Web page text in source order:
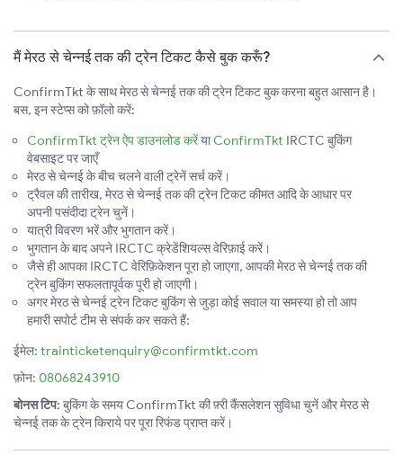
मैं मेरठ से चेन्नई तक की ट्रेन टिकट कैसे बुक करूँ?
ConfirmTkt के साथ मेरठ से चेन्नई तक की ट्रेन टिकट बुक करना बहुत आसान है।
बस, इन स्टेप्स को फ़ॉलो करें:
ConfirmTkt ट्रेन ऐप डाउनलोड करेंयाConfirmTkt IRCTC बुकिंग
वेबसाइट पर जाएँ
मेरठ से चेन्नई के बीच चलने वाली ट्रेनें सर्च करें।
ट्रैवल की तारीख, मेरठ से चेन्नई तक की ट्रेन टिकट कीमत आदि के आधार पर
अपनी पसंदीदा ट्रेन चुनें।
यात्री विवरण भरें और भुगतान करें।
भुगतान के बाद अपने IRCTC क्रेडेंशियल्स वेरिफ़ाई करें।
जैसे ही आपका IRCTC वेरिफ़िकेशन पूरा हो जाएगा, आपकी मेरठ से चेन्नई तक की
ट्रेन बुकिंग सफलतापूर्वक पूरी हो जाएगी।
अगर मेरठ से चेन्नई ट्रेन टिकट बुकिंग से जुड़ा कोई सवाल या समस्या हो तो आप
हमारी सपोर्ट टीम से संपर्क कर सकते हैं:
ईमेल: trainticketenquiry@confirmtkt.com
फ़ोन: 08068243910
बोनस टिप: बुकिंग के समय ConfirmTkt की फ़्री कैंसलेशन सुविधा चुनें और मेरठ से
चेन्नई तक के ट्रेन किराये पर पूरा रिफंड प्राप्त करें।